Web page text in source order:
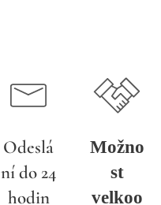
Odeslá
ní do 24
hodin
Možno
st
velkoo